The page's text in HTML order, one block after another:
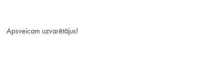
Apsveicam uzvarētājus!